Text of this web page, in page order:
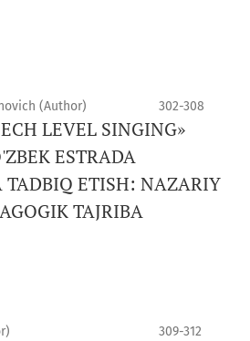
(Author) 302-308
LEVEL SINGING»
ESTRADA
ETISH: NAZARIY
TAJRIBA
309-312